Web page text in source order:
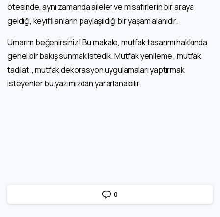
ötesinde, aynı zamanda aileler ve misafirlerin bir araya
geldiği, keyifli anların paylaşıldığı bir yaşam alanıdır.
Umarım beğenirsiniz! Bu makale, mutfak tasarımı hakkında
genel bir bakış sunmak istedik. Mutfak yenileme , mutfak
tadilat , mutfak dekorasyon uygulamaları yaptırmak
isteyenler bu yazımızdan yararlanabilir.
0